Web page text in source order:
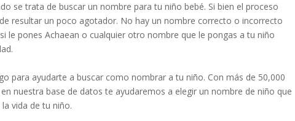
se trata de buscar un nombre para tu niño bebé. Si bien el proceso
resultar un poco agotador. No hay un nombre correcto o incorrecto
le pones Achaean o cualquier otro nombre que le pongas a tu niño
para ayudarte a buscar como nombrar a tu niño. Con más de 50,000
nuestra base de datos te ayudaremos a elegir un nombre de niño que
vida de tu niño.